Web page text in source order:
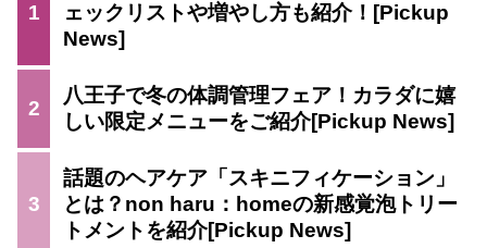
1
ェックリストや増やし方も紹介！
2
八王子で冬の体調管理フェア！カラダに嬉
しい限定メニューをご紹介
3
話題のヘアケア「スキニフィケーション」
とは？non haru：homeの新感覚泡トリー
トメントを紹介